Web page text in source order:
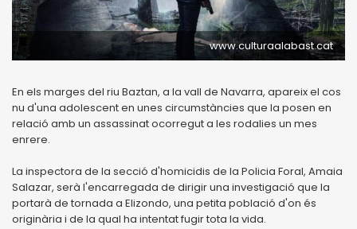
www.culturaalabast.cat
En els marges del riu Baztan, a la vall de Navarra, apareix el cos
nu d'una adolescent en unes circumstàncies que la posen en
relació amb un assassinat ocorregut a les rodalies un mes
enrere.
La inspectora de la secció d'homicidis de la Policia Foral, Amaia
Salazar, serà l'encarregada de dirigir una investigació que la
portarà de tornada a Elizondo, una petita població d'on és
originària i de la qual ha intentat fugir tota la vida.